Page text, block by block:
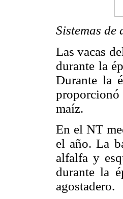
Sistemas de
Las vacas
durante la
Durante la
maíz.
En el NT
el año. La
alfalfa y
durante la
agostadero.